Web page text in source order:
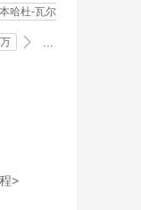
哈杜-瓦尔
>